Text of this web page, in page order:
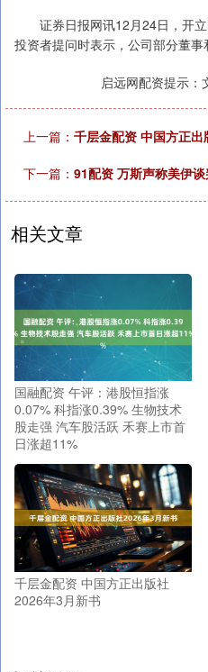
证券日报网讯12月24日，开立
投资者提问时表示，公司部分董事
启远网配资提示：
上一篇： 千层金配资 中国方正
下一篇： 91配资 万斯声称美伊
相关文章
国融配资 午评：港股恒指涨
0.07% 科指涨0.39% 生物技术
股走强 汽车股活跃 禾赛上市首
日涨超11%
千层金配资 中国方正出版社
2026年3月新书